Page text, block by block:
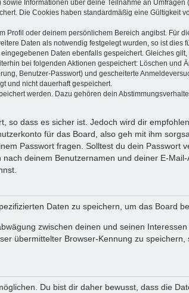
Informationen über deine Teilnahme an
Die Cookies haben standardmäßig eine Gültigkeit
oder deinem persönlichem Bereich angibst. Für
Daten als notwendig festgelegt wurden, so ist dies
Daten ebenfalls gespeichert. Gleiches
bei folgenden Aktionen gespeichert: Löschen und
Benutzer-Passwort) und gescheiterte
und nicht dauerhaft gespeichert.
werden. Dazu gehören dein
so dass es sicher ist. Jedoch wird dir
für das Board, also geh mit ihm
Passwort fragen. Solltest du dein Passwort
deinem Benutzernamen und deiner E-
Daten zu speichern, um das Board
zwischen deinen und seinen
übermittelter Browser-Kennung zu
Du bist dir daher bewusst, dass die